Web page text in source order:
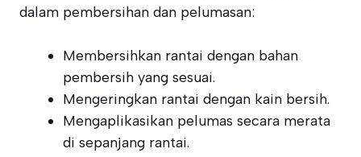
dalam pembersihan dan pelumasan:
Membersihkan rantai dengan bahan
pembersih yang sesuai.
Mengeringkan rantai dengan kain bersih.
Mengaplikasikan pelumas secara merata
di sepanjang rantai.